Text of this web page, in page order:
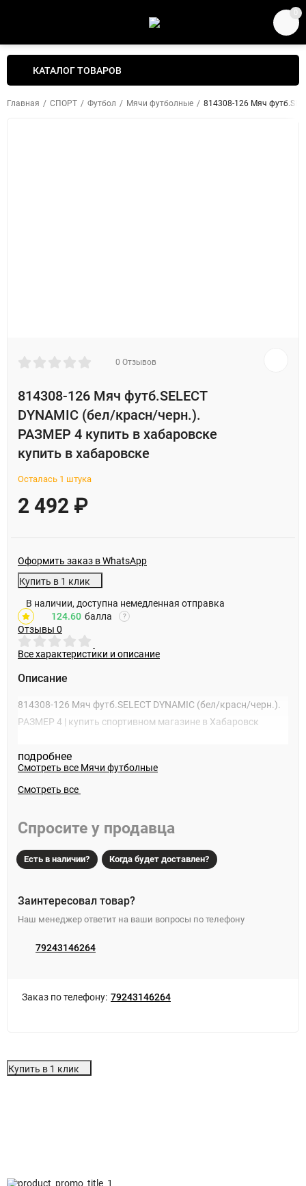
0
КАТАЛОГ ТОВАРОВ
Главная / СПОРТ / Футбол / Мячи футболные / 814308-126 Мяч
0 Отзывов
814308-126 Мяч футб.SELECT
DYNAMIC (бел/красн/черн.).
РАЗМЕР 4 купить в хабаровске
купить в хабаровске
Осталась 1 штука
2 492 ₽
Оформить заказ в WhatsApp
Купить в 1 клик
В наличии, доступна немедленная отправка
124.60 балла ?
Отзывы 0
Все характеристики и описание
Описание
814308-126 Мяч футб.SELECT DYNAMIC (бел/красн/черн.).
РАЗМЕР 4 | купить спортивном магазине в Хабаровск
подробнее
Смотреть все Мячи футболные
Смотреть все
Спросите у продавца
Есть в наличии? Когда будет доставлен?
Заинтересовал товар?
Наш менеджер ответит на ваши вопросы по телефону
79243146264
Заказ по телефону: 79243146264
Купить в 1 клик